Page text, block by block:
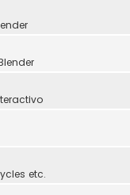
etc.